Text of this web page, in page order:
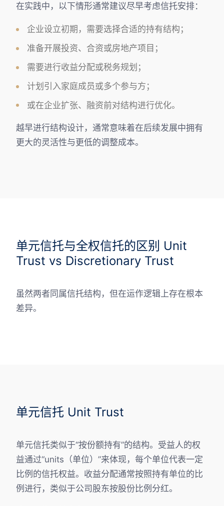
在实践中，以下情形通常建议尽早考虑信托安排：
企业设立初期，需要选择合适的持有结构；
准备开展投资、合资或房地产项目；
需要进行收益分配或税务规划；
计划引入家庭成员或多个参与方；
或在企业扩张、融资前对结构进行优化。
越早进行结构设计，通常意味着在后续发展中拥有
更大的灵活性与更低的调整成本。
单元信托与全权信托的区别 Unit
Trust vs Discretionary Trust
虽然两者同属信托结构，但在运作逻辑上存在根本
差异。
单元信托 Unit Trust
单元信托类似于“按份额持有”的结构。受益人的权
益通过“units（单位）”来体现，每个单位代表一定
比例的信托权益。收益分配通常按照持有单位的比
例进行，类似于公司股东按股份比例分红。